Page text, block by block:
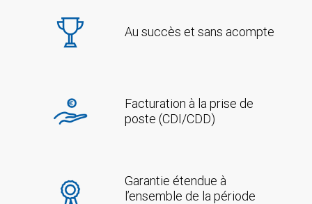
Au succès et sans acompte
Facturation à la prise de
poste (CDI/CDD)
Garantie étendue à
l’ensemble de la période